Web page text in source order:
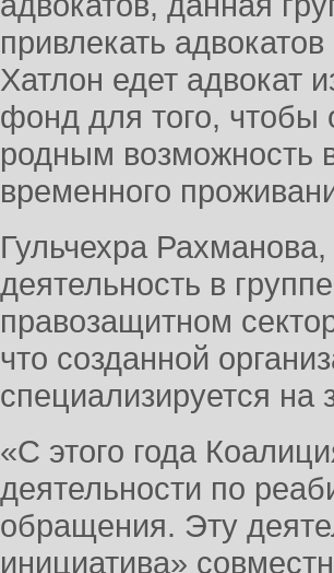
привлекать
Хатлон едет адвокат
фонд для того, чтобы
родным возможность
временного
Гульчехра
деятельность в
правозащитном
что созданной
специализируется
«С этого года
деятельности по
обращения. Эту
инициатива»